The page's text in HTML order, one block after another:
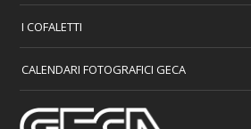
I COFALETTI
CALENDARI FOTOGRAFICI GECA